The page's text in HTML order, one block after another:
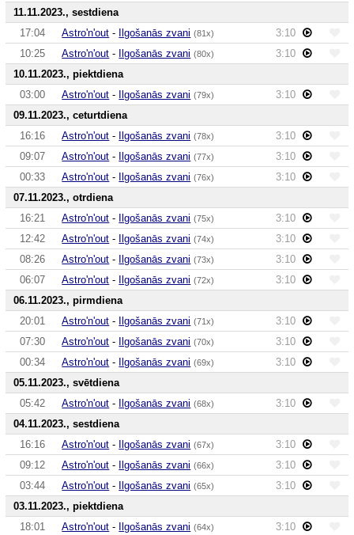
11.11.2023., sestdiena
17:04
Astro'n'out - Ilgošanās zvani (81x)
3:10
10:25
Astro'n'out - Ilgošanās zvani (80x)
3:10
10.11.2023., piektdiena
03:00
Astro'n'out - Ilgošanās zvani (79x)
3:10
09.11.2023., ceturtdiena
16:16
Astro'n'out - Ilgošanās zvani (78x)
3:10
09:07
Astro'n'out - Ilgošanās zvani (77x)
3:10
00:33
Astro'n'out - Ilgošanās zvani (76x)
3:10
07.11.2023., otrdiena
16:21
Astro'n'out - Ilgošanās zvani (75x)
3:10
12:42
Astro'n'out - Ilgošanās zvani (74x)
3:10
08:26
Astro'n'out - Ilgošanās zvani (73x)
3:10
06:07
Astro'n'out - Ilgošanās zvani (72x)
3:10
06.11.2023., pirmdiena
20:01
Astro'n'out - Ilgošanās zvani (71x)
3:10
07:30
Astro'n'out - Ilgošanās zvani (70x)
3:10
00:34
Astro'n'out - Ilgošanās zvani (69x)
3:10
05.11.2023., svētdiena
05:42
Astro'n'out - Ilgošanās zvani (68x)
3:10
04.11.2023., sestdiena
16:16
Astro'n'out - Ilgošanās zvani (67x)
3:10
09:12
Astro'n'out - Ilgošanās zvani (66x)
3:10
03:44
Astro'n'out - Ilgošanās zvani (65x)
3:10
03.11.2023., piektdiena
18:01
Astro'n'out - Ilgošanās zvani (64x)
3:10